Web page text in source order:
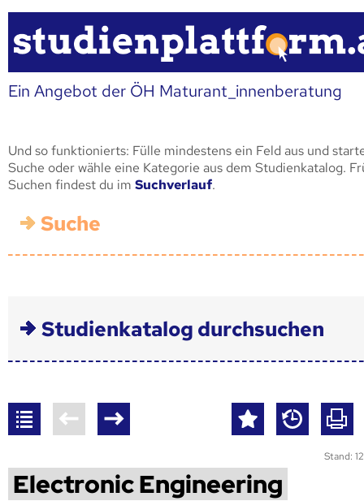
Ein Angebot der ÖH Maturant_innenberatung
Und so funktionierts: Fülle mindestens ein Feld aus und
Suche oder wähle eine Kategorie aus dem Studienkatalog.
Suchen findest du im Suchverlauf.
Suche
Studienkatalog durchsuchen
Stand:
Electronic Engineering